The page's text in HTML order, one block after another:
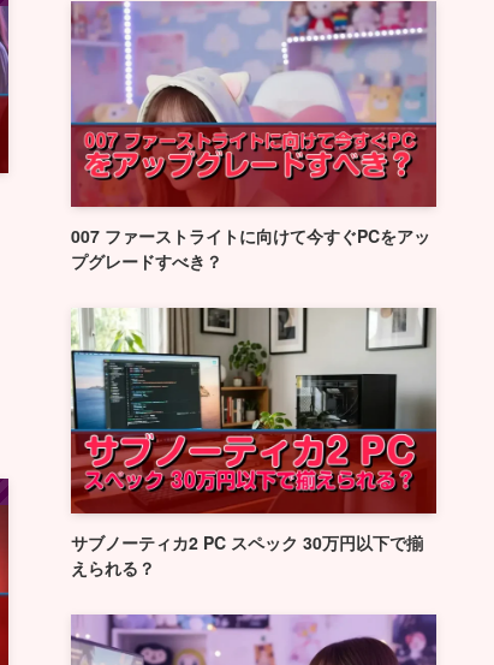
007 ファーストライトに向けて今すぐPCをアッ
プグレードすべき？
サブノーティカ2 PC スペック 30万円以下で揃
えられる？